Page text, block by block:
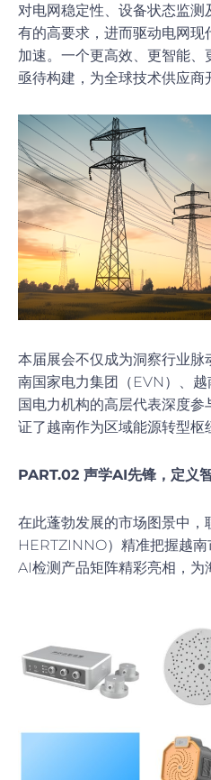
对电网稳定性、设备状态监
有的高要求，进而驱动电网
加速。一个更高效、更智能
亟待构建，为全球技术供应商
本届展会不仅成为洞察行业
南国家电力集团（EVN）、
国电力机构的高层代表深度
证了越南作为区域能源转型枢
PART.02 声学AI先锋，定义
在此蓬勃发展的市场图景中，
HERTZINNO）精准把握越
AI检测产品矩阵精彩亮相，